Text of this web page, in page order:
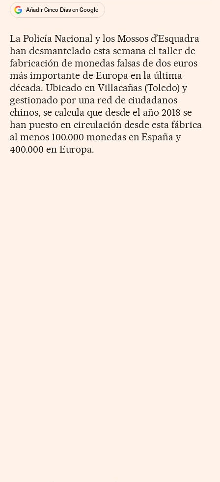
Añadir Cinco Días en Google
La Policía Nacional y los Mossos d’Esquadra
han desmantelado esta semana el taller de
fabricación de monedas falsas de dos euros
más importante de Europa en la última
década. Ubicado en Villacañas (Toledo) y
gestionado por una red de ciudadanos
chinos, se calcula que desde el año 2018 se
han puesto en circulación desde esta fábrica
al menos 100.000 monedas en España y
400.000 en Europa.